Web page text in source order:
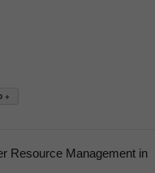
Resource Management in